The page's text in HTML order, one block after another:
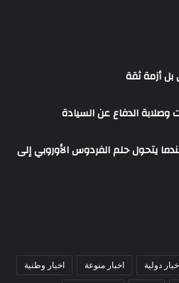
بل أزمة ثقة
وصلابة الدفاع عن السيادة
يتحول حلم الفردوس الأوروبي إلى
دولية اخبار منوعة اخبار وطنية